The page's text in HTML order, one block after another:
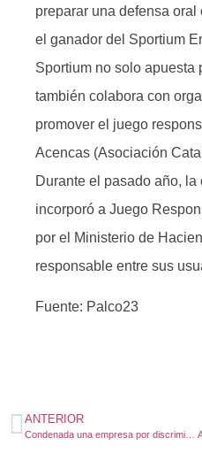
preparar una defensa
el ganador del Sportium
Sportium no solo apuesta
también colabora con
promover el juego
Acencas (Asociación
Durante el pasado año,
incorporó a Juego
por el Ministerio de
responsable entre sus
Fuente: Palco23
ANTERIOR